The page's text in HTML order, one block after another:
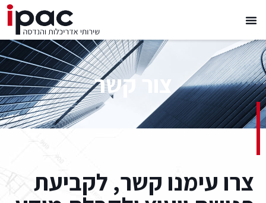
צור קשר
צרו עימנו קשר, לקביעת